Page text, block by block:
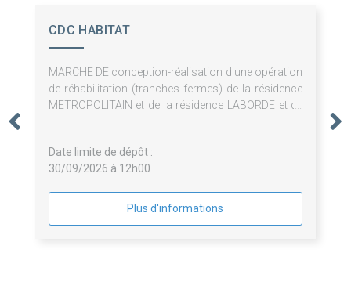
CDC HABITAT
MARCHE DE conception-réalisation d'une opération
de réhabilitation (tranches fermes) de la résidence
METROPOLITAIN et de la résidence LABORDE et de
Date limite de dépôt :
30/09/2026 à 12h00
Plus d'informations